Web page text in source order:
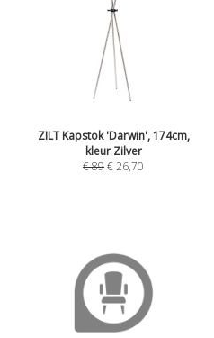
ZILT Kapstok 'Darwin', 174cm,
kleur Zilver
€89€26,70